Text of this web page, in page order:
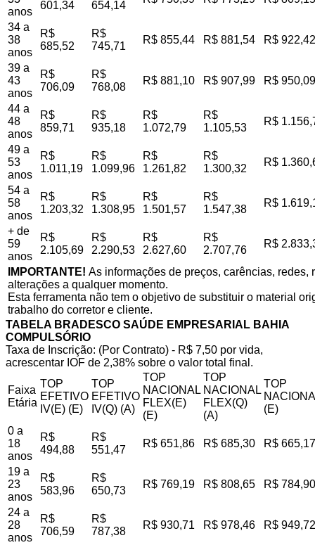
anos
601,34
654,14
34 a
38
anos
R$
685,52
R$
745,71
R$ 855,44 R$ 881,54 R$ 922,42
39 a
43
anos
R$
706,09
R$
768,08
R$ 881,10 R$ 907,99 R$ 950,09
44 a
48
anos
R$
859,71
R$
935,18
R$
1.072,79
R$
1.105,53
R$
49 a
53
anos
R$
1.011,19
R$
1.099,96
R$
1.261,82
R$
1.300,32
R$
54 a
58
anos
R$
1.203,32
R$
1.308,95
R$
1.501,57
R$
1.547,38
R$
+ de
59
anos
R$
2.105,69
R$
2.290,53
R$
2.627,60
R$
2.707,76
R$
IMPORTANTE! As informações de preços, carências,
alterações a qualquer momento.
Esta ferramenta não tem o objetivo de substituir o material
trabalho do corretor e cliente.
TABELA BRADESCO SAÚDE EMPRESARIAL BAHIA
COMPULSÓRIO
Taxa de Inscrição: (Por Contrato) - R$ 7,50 por vida,
acrescentar IOF de 2,38% sobre o valor total final.
Faixa
Etária
TOP
EFETIVO
IV(E) (E)
TOP
EFETIVO
IV(Q) (A)
TOP
NACIONAL
FLEX(E)
(E)
TOP
NACIONAL
FLEX(Q)
(A)
TOP
(E)
0 a
18
anos
R$
494,88
R$
551,47
R$ 651,86 R$ 685,30 R$ 665,17
19 a
23
anos
R$
583,96
R$
650,73
R$ 769,19 R$ 808,65 R$ 784,90
24 a
28
anos
R$
706,59
R$
787,38
R$ 930,71 R$ 978,46 R$ 949,72